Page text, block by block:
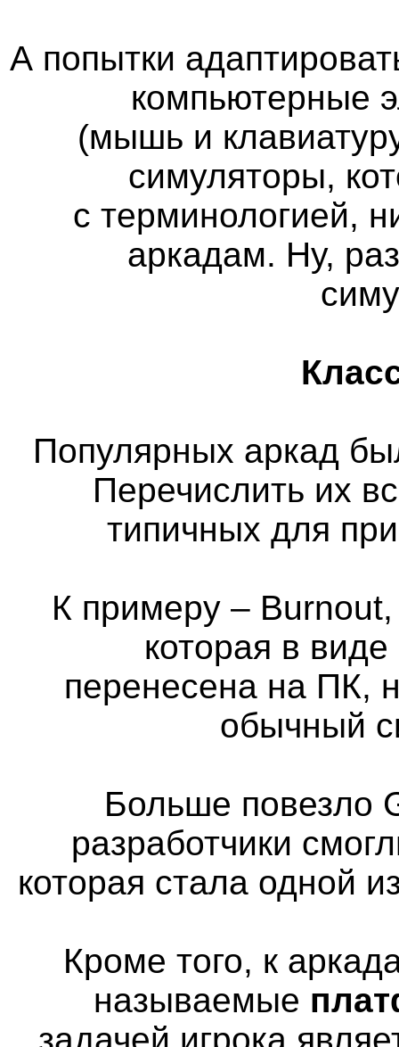
А попытки
компьютерные
(мышь и
симуляторы,
с терминологией,
аркадам. Ну,
Популярных аркад
Перечислить их
типичных для
К примеру – Burnout,
которая в
перенесена на ПК,
обычный
Больше повезло
разработчики
которая стала одной
Кроме того, к
называемые
задачей игрока